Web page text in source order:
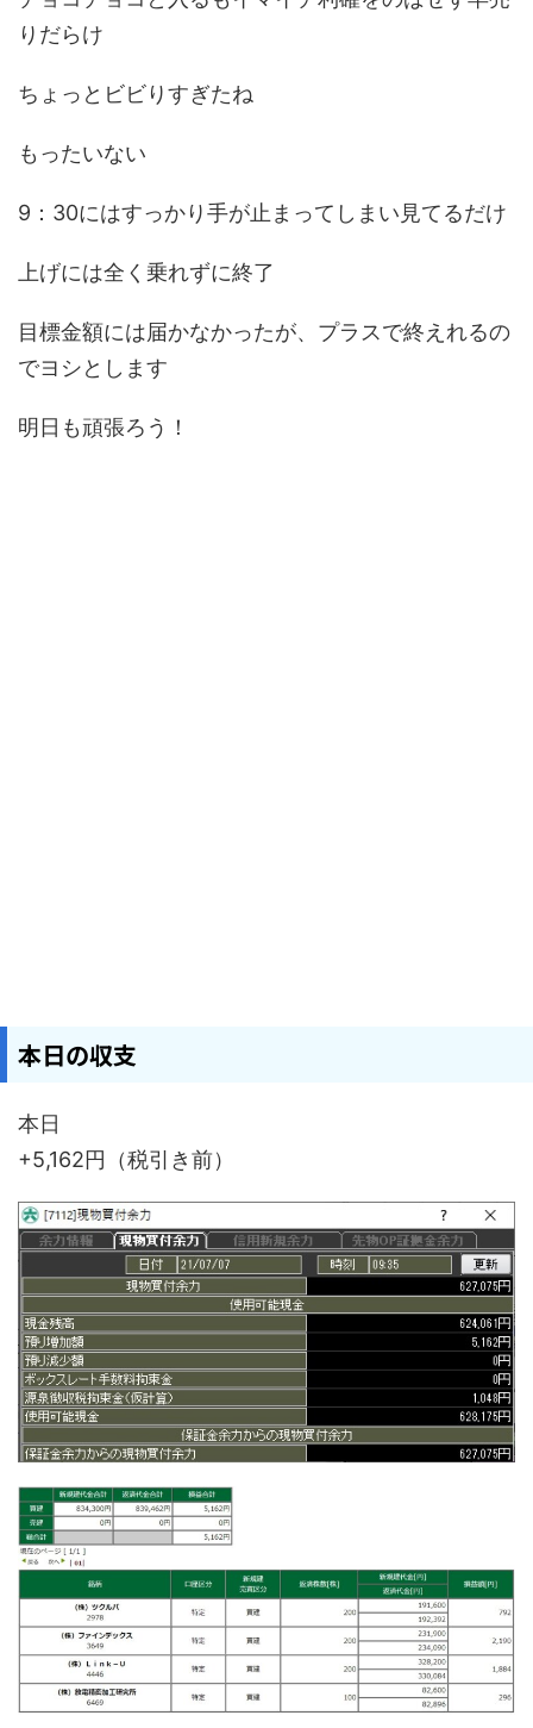
りだらけ
ちょっとビビりすぎたね
もったいない
9：30にはすっかり手が止まってしまい見てるだけ
上げには全く乗れずに終了
目標金額には届かなかったが、プラスで終えれるの
でヨシとします
明日も頑張ろう！
本日の収支
本日
+5,162円（税引き前）